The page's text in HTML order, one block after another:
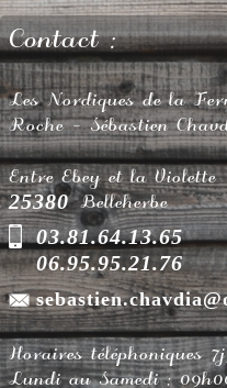
Contact :
Les Nordiques de la
Roche - Sébastien
Entre Ebey et la Violette
25380 Belleherbe
03.81.64.13.65
06.95.95.21.76
Horaires téléphoniques
Lundi au Samedi :